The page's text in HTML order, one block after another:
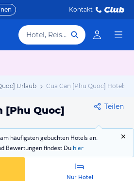
Kontakt
Hotel, Reiseziel
Urlaub Cua Can [Phu Quoc] Hotels
[Phu Quoc] Teilen
häufigsten gebuchten Hotels an.
Bewertungen findest Du hier
Nur Hotel